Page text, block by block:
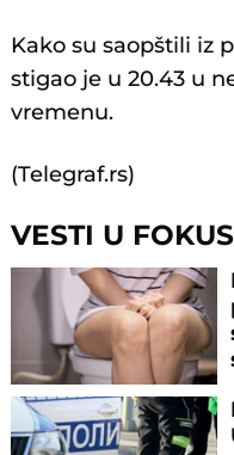
Kako su saopštili iz
stigao je u 20.43 u
vremenu.
(Telegraf.rs)
VESTI U